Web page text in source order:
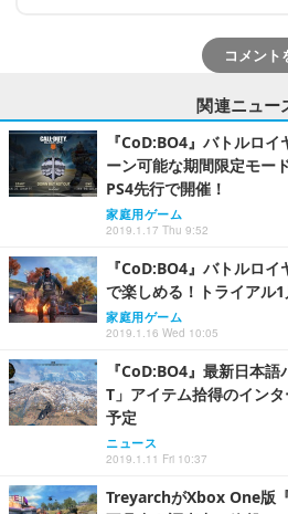
コメント
関連ニュー
『CoD:BO4』バトルロ
ーン可能な期間限定モ
PS4先行で開催！
家庭用ゲーム
2019.1.17 Thu 9:52
『CoD:BO4』バトルロ
で楽しめる！トライアル
家庭用ゲーム
2019.1.16 Wed 10:05
『CoD:BO4』最新日本
T」アイテム拾得のイン
予定
ニュース
2019.1.11 Fri 10:37
TreyarchがXbox One版